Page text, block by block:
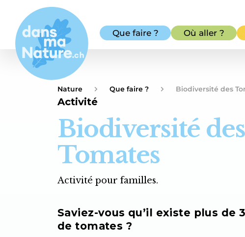
Que faire ? Où aller ?
Nature Que faire ? Biodiversité des
Activité
Biodiversité des
Tomates
Activité pour familles.
Saviez-vous qu’il existe plus de
de tomates ?